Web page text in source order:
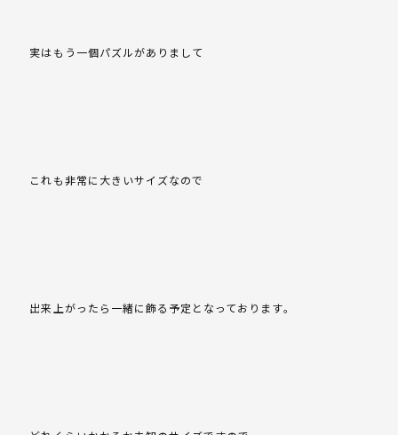
実はもう一個パズルがありまして
これも非常に大きいサイズなので
出来上がったら一緒に飾る予定となっております。